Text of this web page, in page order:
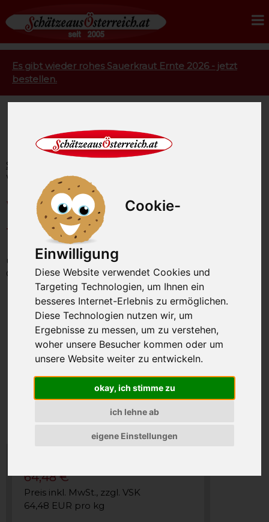
Cookie-
Einwilligung
Diese Website verwendet Cookies und
Targeting Technologien, um Ihnen ein
besseres Internet-Erlebnis zu ermöglichen.
Diese Technologien nutzen wir, um
Ergebnisse zu messen, um zu verstehen,
woher unsere Besucher kommen oder um
unsere Website weiter zu entwickeln.
okay, ich stimme zu
ich lehne ab
eigene Einstellungen
Es gibt wieder rohes Sauerkraut Ernte 2026 - jetzt
bestellen.
Startseite
Wasserbüffel Roastbeef ca. 1,0 kg
Wasserbüffel Roastbeef ca.
1,0 kg
unsere Artikel-Nummer: SAO1991
Gewicht: 1000g
64,48 €
Preis inkl. MwSt., zzgl. VSK
64,48 EUR pro kg